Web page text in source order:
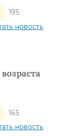
195
новость
165
новость